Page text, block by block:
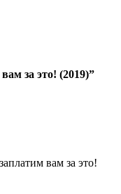
за это! (2019)”
вам за это!